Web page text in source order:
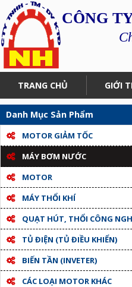
CÔNG
TRANG CHỦ GIỚI
Danh Mục Sản Phẩm
MOTOR GIẢM TỐC
MÁY BƠM NƯỚC
MOTOR
MÁY THỔI KHÍ
QUẠT HÚT, THỔI CÔNG
TỦ ĐIỆN (TỦ ĐIỀU KHIỂN)
BIẾN TẦN (INVETER)
CÁC LOẠI MOTOR KHÁC